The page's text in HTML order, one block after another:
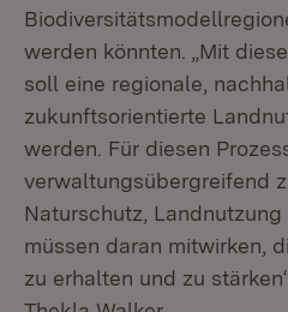
werden könnten. „Mit
soll eine regionale,
zukunftsorientierte
werden. Für diesen
verwaltungsübergreifend
Naturschutz,
müssen daran mitwirken,
zu erhalten und zu